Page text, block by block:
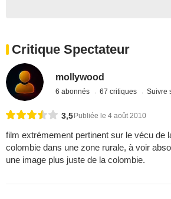
Critique Spectateur
mollywood
6 abonnés 67 critiques Suivre
3,5 Publiée le 4 août 2010
film extrémement pertinent sur le vécu de
colombie dans une zone rurale, à voir
une image plus juste de la colombie.